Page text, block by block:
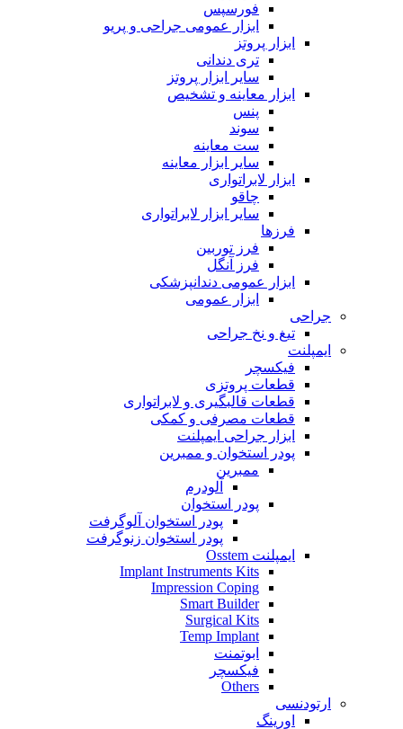
فورسپس
ابزار عمومی جراحی و پریو
ابزار پروتز
تری دندانی
سایر ابزار پروتز
ابزار معاینه و تشخیص
پنس
سوند
ست معاینه
سایر ابزار معاینه
ابزار لابراتواری
چاقو
سایر ابزار لابراتواری
فرزها
فرز توربین
فرز آنگل
ابزار عمومی دندانپزشکی
ابزار عمومی
جراحی
تیغ و نخ جراحی
ایمپلنت
فیکسچر
قطعات پروتزی
قطعات قالبگیری و لابراتواری
قطعات مصرفی و کمکی
ابزار جراحی ایمپلنت
پودر استخوان و ممبرین
ممبرین
آلودرم
پودر استخوان
پودر استخوان آلوگرفت
پودر استخوان زنوگرفت
ایمپلنت Osstem
Implant Instruments Kits
Impression Coping
Smart Builder
Surgical Kits
Temp Implant
ابوتمنت
فیکسچر
Others
ارتودنسی
اورینگ